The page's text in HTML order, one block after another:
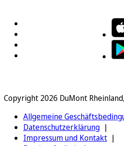
Copyright 2026 DuMont
Allgemeine
Datenschutzerklärung
Impressum und Kontakt